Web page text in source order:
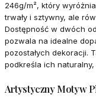
246g/m², który
trwały i sztywny, ale
Dostępność w dwóch
pozwala na idealne
pozostałych dekoracji.
podkreśla ich
Artystyczny Motyw